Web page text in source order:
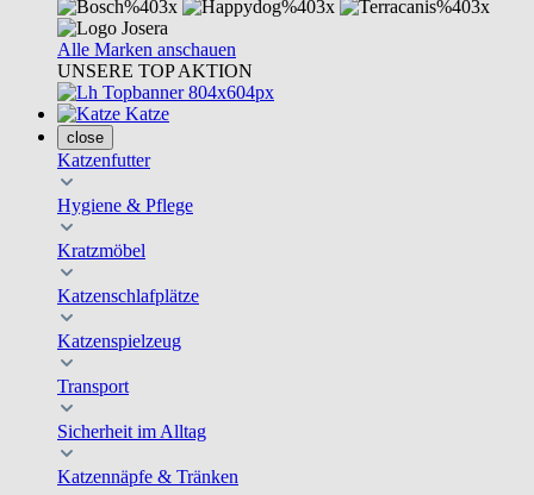
Alle Marken anschauen
UNSERE TOP AKTION
Katze
close
Katzenfutter
Hygiene & Pflege
Kratzmöbel
Katzenschlafplätze
Katzenspielzeug
Transport
Sicherheit im Alltag
Katzennäpfe & Tränken